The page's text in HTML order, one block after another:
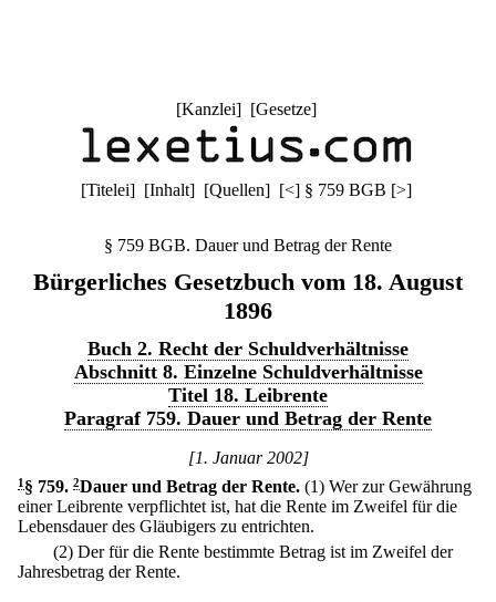
[Kanzlei] [Gesetze]
[Titelei] [Inhalt] [Quellen] [<] § 759 BGB [>]
§ 759 BGB. Dauer und Betrag der Rente
Bürgerliches Gesetzbuch vom 18. August
1896
Buch 2. Recht der Schuldverhältnisse
Abschnitt 8. Einzelne Schuldverhältnisse
Titel 18. Leibrente
Paragraf 759. Dauer und Betrag der Rente
[1. Januar 2002]
1 § 759. 2Dauer und Betrag der Rente. (1) Wer zur Gewährung
einer Leibrente verpflichtet ist, hat die Rente im Zweifel für die
Lebensdauer des Gläubigers zu entrichten.
(2) Der für die Rente bestimmte Betrag ist im Zweifel der
Jahresbetrag der Rente.